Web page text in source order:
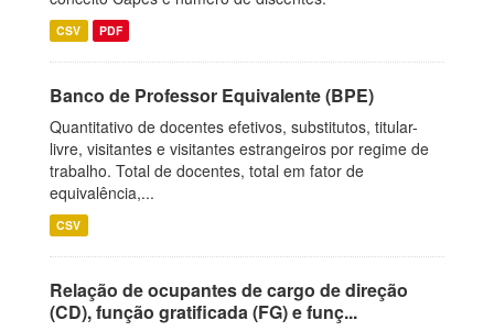
CSV PDF
Banco de Professor Equivalente (BPE)
Quantitativo de docentes efetivos, substitutos, titular-
livre, visitantes e visitantes estrangeiros por regime de
trabalho. Total de docentes, total em fator de
equivalência,...
CSV
Relação de ocupantes de cargo de direção
(CD), função gratificada (FG) e funç...